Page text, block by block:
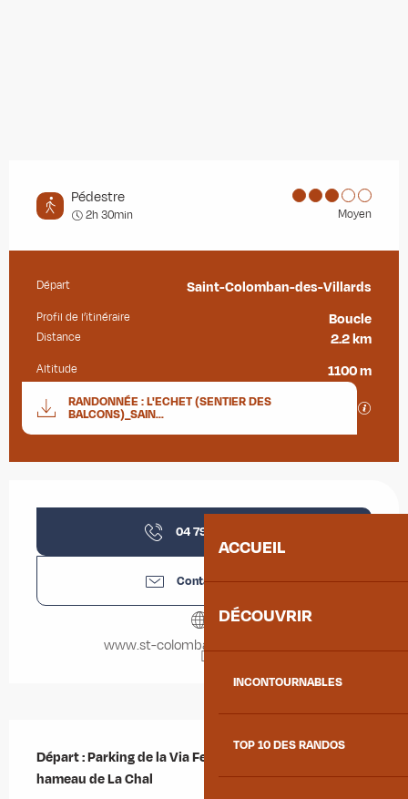
ACCUEIL
DÉCOUVRIR
INCONTOURNABLES
TOP 10 DES RANDOS
Pédestre
2h 30min Moyen
Informations pratiques
Départ Saint-Colomban-des-Villards
Profil de l’itinéraire Boucle
Distance 2.2 km
Altitude 1100 m
Documentation
RANDONNÉE : L'ECHET (SENTIER DES
BALCONS)_SAIN...
04 79 56 35
Contactez-nous
www.st-colomban-des-villards.fr
Départ : Parking de la Via Ferrata au-dessus du
hameau de La Chal